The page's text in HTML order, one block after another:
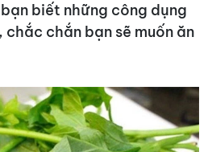
biết những công dụng
chắn bạn sẽ muốn ăn